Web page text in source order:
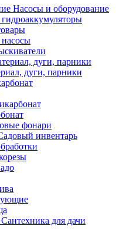
Насосы и оборудование
дуги, парники
фонари
инвентарь
Сантехника для дачи